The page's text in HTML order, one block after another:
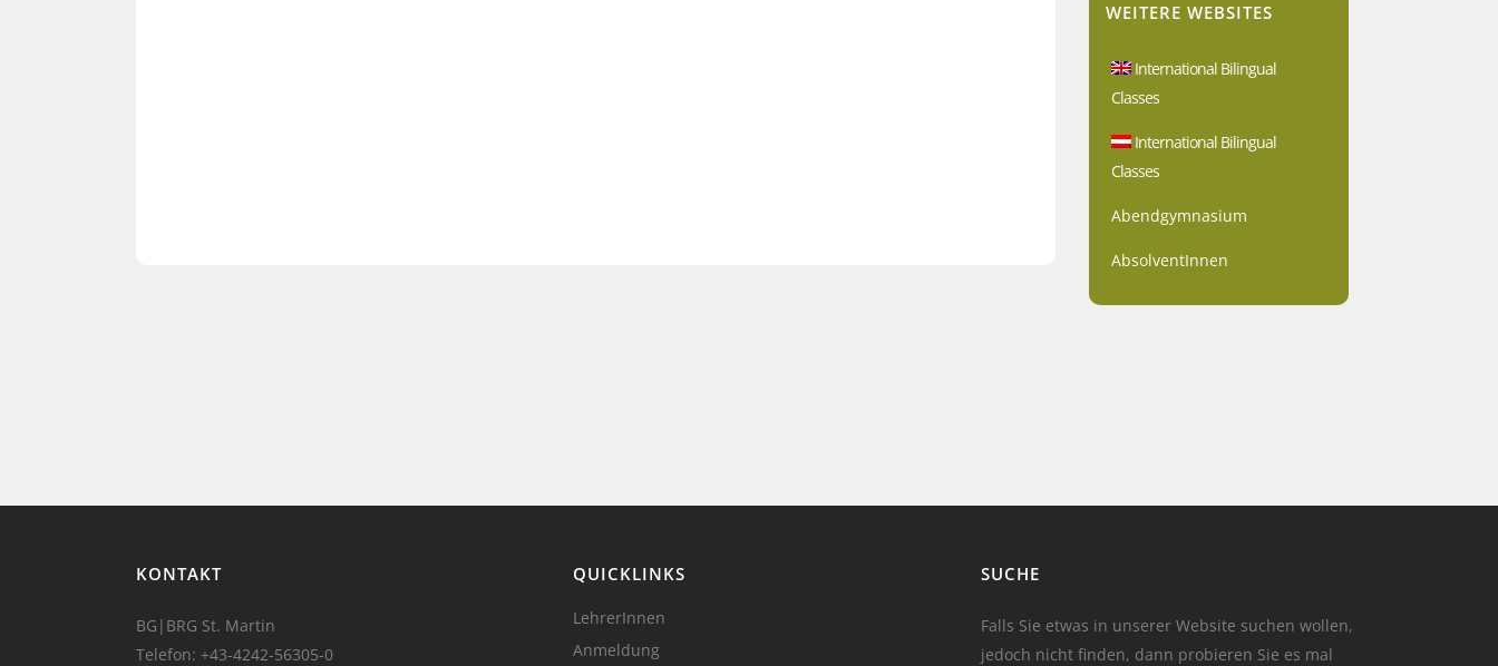
WEITERE WEBSITES
International Bilingual
Classes
International Bilingual
Classes
Abendgymnasium
AbsolventInnen
KONTAKT
BG|BRG St. Martin
Telefon: +43-4242-56305-0
QUICKLINKS
LehrerInnen
Anmeldung
SUCHE
Falls Sie etwas in unserer Website suchen wollen,
jedoch nicht finden, dann probieren Sie es mal